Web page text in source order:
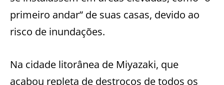
primeiro andar” de suas casas, devido ao
risco de inundações.
Na cidade litorânea de Miyazaki, que
acabou repleta de destroços de todos os